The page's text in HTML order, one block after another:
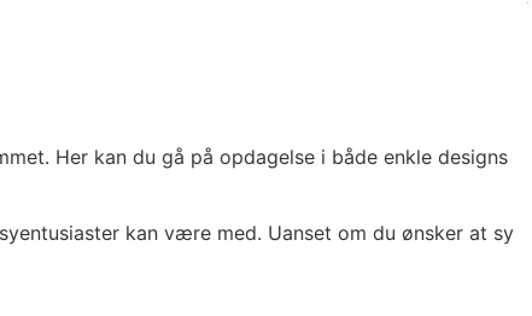
Her kan du gå på opdagelse i både enkle designs
kan være med. Uanset om du ønsker at sy